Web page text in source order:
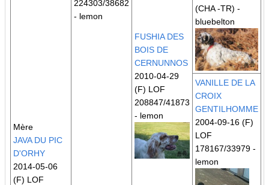
Mère
JAVA DU PIC
D'ORHY
2014-05-06
(F) LOF
224303/38682
- lemon
FUSHIA DES
BOIS DE
CERNUNNOS
2010-04-29
(F) LOF
208847/41873
- lemon
(CHA -TR) -
bluebelton
VANILLE DE LA
CROIX
GENTILHOMME
2004-09-16 (F)
LOF
178167/33979 -
lemon